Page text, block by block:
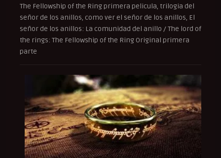
The Fellowship of the Ring primera pelicula, trilogia del
señor de los anillos, como ver el señor de los anillos, El
señor de los anillos: La comunidad del anillo / The lord of
the rings: The Fellowship of the Ring Original primera
parte